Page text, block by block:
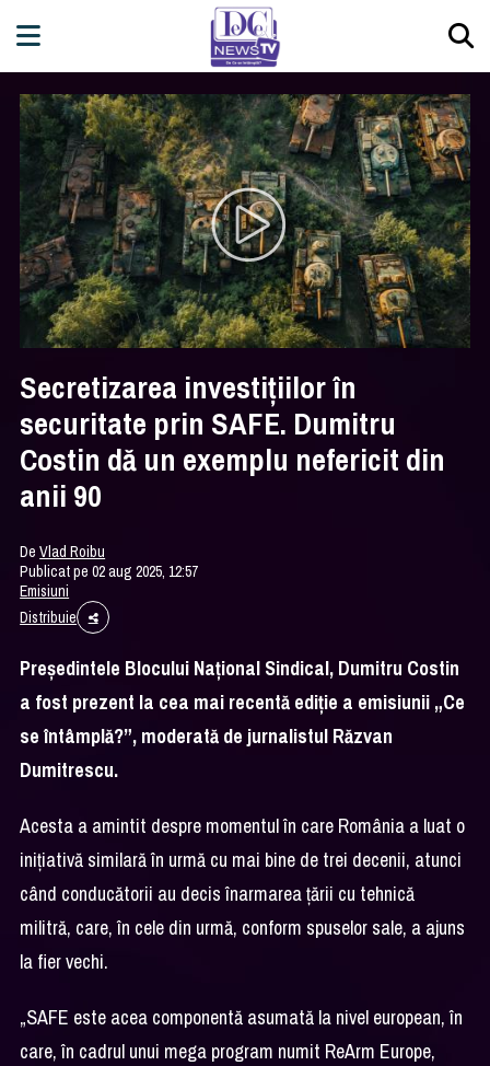
Secretizarea investițiilor în
securitate prin SAFE. Dumitru
Costin dă un exemplu nefericit din
anii 90
DeVlad Roibu
Publicat pe 02 aug 2025, 12:57
Emisiuni
Distribuie
Președintele Blocului Național Sindical, Dumitru Costin
a fost prezent la cea mai recentă ediție a emisiunii „Ce
se întâmplă?”, moderată de jurnalistul Răzvan
Dumitrescu.
Acesta a amintit despre momentul în care România a luat o
inițiativă similară în urmă cu mai bine de trei decenii, atunci
când conducătorii au decis înarmarea țării cu tehnică
militră, care, în cele din urmă, conform spuselor sale, a ajuns
la fier vechi.
„SAFE este acea componentă asumată la nivel european, în
care, în cadrul unui mega program numit ReArm Europe,